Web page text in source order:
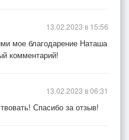
мое благодарение Наташа
комментарий!
13.02.2023 в 15:56
Спасибо за отзыв!
13.02.2023 в 06:31